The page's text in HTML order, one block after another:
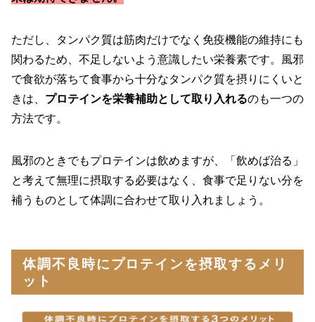
ただし、タンパク質は筋肉だけでなく免疫機能の維持にも
関わるため、不足しないよう意識したい栄養素です。風邪
で食欲が落ちて食事から十分なタンパク質を摂りにくいと
きは、 プロテインを栄養補助として取り入れるのも一つの
方法です。
風邪のときでもプロテインは飲めますが、「飲めば治る」
と考えて無理に摂取する必要はなく、食事で足りない分を
補うものとして体調に合わせて取り入れましょう。
体調不良時にプロテインを摂取するメリ
ット